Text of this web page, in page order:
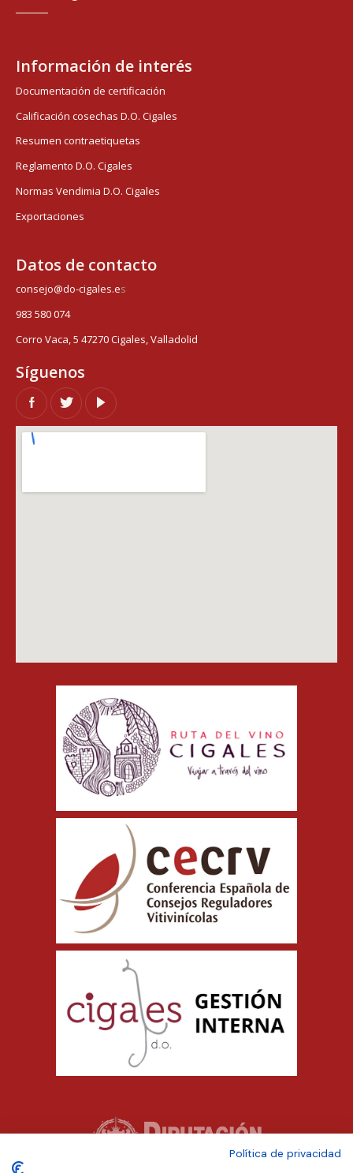
Información de interés
Documentación de certificación
Calificación cosechas D.O. Cigales
Resumen contraetiquetas
Reglamento D.O. Cigales
Normas Vendimia D.O. Cigales
Exportaciones
Datos de contacto
consejo@do-cigales.es
983 580 074
Corro Vaca, 5 47270 Cigales, Valladolid
Síguenos
Política de privacidad